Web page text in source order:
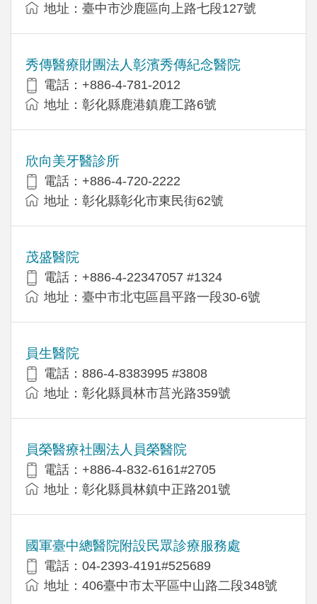
地址：臺中市沙鹿區向上路七段127號
秀傳醫療財團法人彰濱秀傳紀念醫院
電話：+886-4-781-2012
地址：彰化縣鹿港鎮鹿工路6號
欣向美牙醫診所
電話：+886-4-720-2222
地址：彰化縣彰化市東民街62號
茂盛醫院
電話：+886-4-22347057 #1324
地址：臺中市北屯區昌平路一段30-6號
員生醫院
電話：886-4-8383995 #3808
地址：彰化縣員林市莒光路359號
員榮醫療社團法人員榮醫院
電話：+886-4-832-6161#2705
地址：彰化縣員林鎮中正路201號
國軍臺中總醫院附設民眾診療服務處
電話：04-2393-4191#525689
地址：406臺中市太平區中山路二段348號